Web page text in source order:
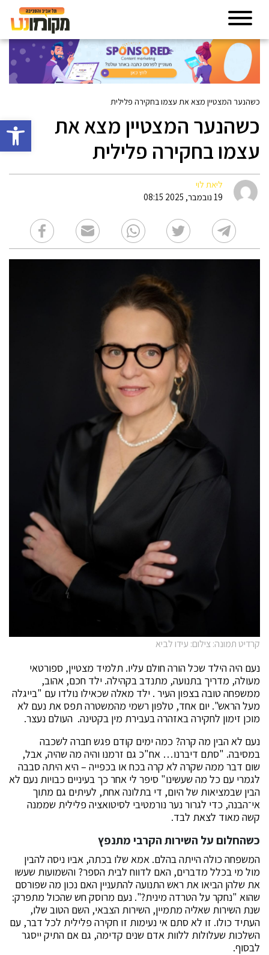
פתח
כשהנער המצטיין מצא את עצמו בחקירה פלילית
כשהנער המצטיין מצא את
עצמו בחקירה פלילית
ליאת לוי
19 נובמבר, 2025 08:15
קרדיט תמונה: צילום: עידו לביא
נעם היה הילד שכל הורה חולם עליו. תלמיד מצטיין, ספורטאי
מעולה, מדריך בתנועה, מתנדב בקהילה. ילד חכם, אהוב,
ממשפחה טובה בצפון העיר . ילד מאלה שכאילו נולדו עם "בייגלה
מעל הראש". יום אחד, טלפון רשמי מהמשטרה תפס את נעם לא
מוכן זימון לחקירה באזהרה בעבירת מין בקטינה. העולם נעצר.
נעם לא הבין מה קרה? כמה ימים קודם פגש חברה לשכבה
במסיבה. "סתם דיברנו… אח"כ גם זרמנו והיה מה שהיה, אבל,
שום דבר ממה שקרה לא קרה בכח או בכפייה – היא היתה סבבה
לגמרי עם כל מה שעשינו" סיפר לי אחר כך בעיניים כבויות נעם לא
הבין שבמציאות של היום, די בתלונה אחת, לעיתים גם מתוך
אי־הבנה, כדי לגרור נער נורמטיבי לסיטואציה פלילית שממנה
קשה מאוד לצאת לבד.
כשהחלום על השירות הקרבי מתנפץ
המשפחה כולה הייתה בהלם. אמא שלו בכתה, אביו ניסה להבין
מול מי בכלל מדברים, האם לדווח לבית הספר? והשמועות שעשו
את שלהן הביאו את ראש התנועה להתעניין האם נכון מה שפורסם
שהוא "נחקר על הטרדה מינית?". נעם מרוסק חש שהכול מתפרק:
שנת השירות שאליה מתמיין, השירות הצבאי, השם הטוב שלו,
העתיד כולו. זו לא סתם אי נעימות זו חקירה פלילית לכל דבר, עם
השלכות שעלולות ללוות אדם שנים קדימה, גם אם התיק ייסגר
לבסוף.